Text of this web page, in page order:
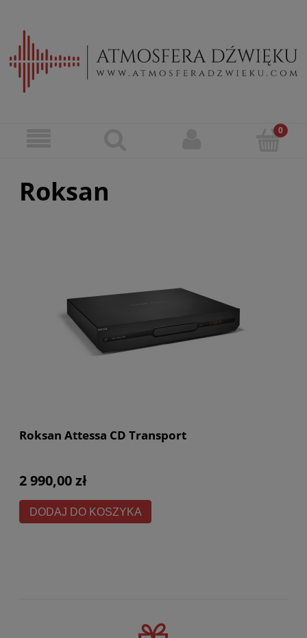
Roksan
Roksan Attessa CD Transport
2 990,00 zł
DODAJ DO KOSZYKA